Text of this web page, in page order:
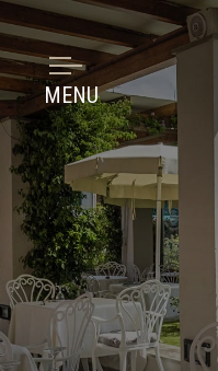
MENU